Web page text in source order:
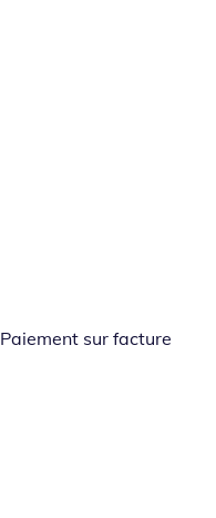
Paiement sur facture